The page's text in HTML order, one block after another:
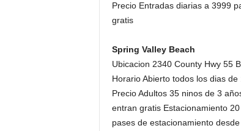
Precio Entradas diarias a 3999
gratis
Spring Valley Beach
Ubicacion 2340 County Hwy 55
Horario Abierto todos los dias
Precio Adultos 35 ninos de 3
entran gratis Estacionamiento
pases de estacionamiento